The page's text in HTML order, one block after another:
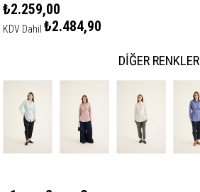
₺2.259,00
KDV Dahil ₺2.484,90
DIĞER RENKLER